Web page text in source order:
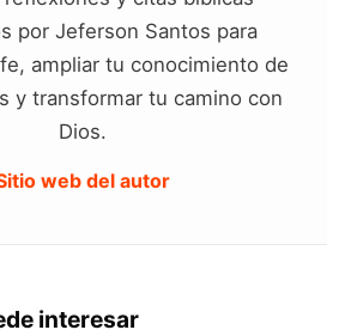
por Jeferson Santos para
ampliar tu conocimiento de
y transformar tu camino con
Dios.
web del autor
interesar